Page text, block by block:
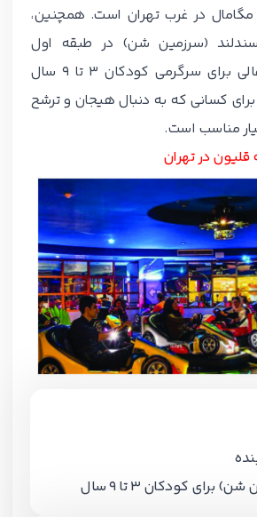
مگامال در غرب تهران است. همچنین،
(سرزمین شن) در طبقه اول
مگامال، گزینه‌ای عالی برای سرگرمی کودکان 3 تا 9 سال
کسانی که به دنبال هیجان و ترشح
مناسب است.
در تهران
برای کودکان 3 تا 9 سال